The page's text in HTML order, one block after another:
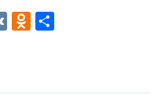
VK Odnoklassniki